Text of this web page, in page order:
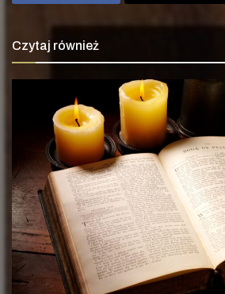
Czytaj również